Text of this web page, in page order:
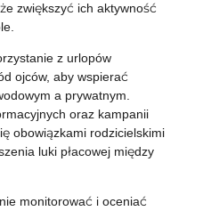
zwiększyć ich aktywność
z urlopów
ojców, aby wspierać
a prywatnym.
oraz kampanii
obowiązkami rodzicielskimi
luki płacowej między
monitorować i oceniać